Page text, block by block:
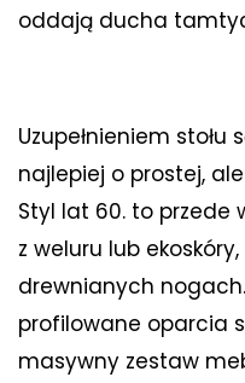
oddają ducha
Uzupełnieniem stołu
najlepiej o prostej,
Styl lat 60. to przede
z weluru lub
drewnianych
profilowane oparcia
masywny zestaw